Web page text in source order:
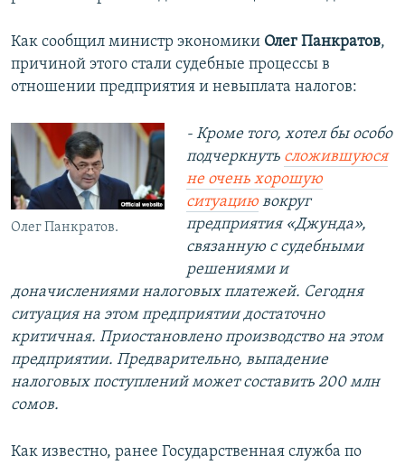
Как сообщил министр экономики Олег Панкратов,
причиной этого стали судебные процессы в
отношении предприятия и невыплата налогов:
Олег Панкратов.
- Кроме того, хотел бы особо
подчеркнуть сложившуюся
не очень хорошую
ситуациювокруг
предприятия «Джунда»,
связанную с судебными
решениями и
доначислениями налоговых платежей. Сегодня
ситуация на этом предприятии достаточно
критичная. Приостановлено производство на этом
предприятии. Предварительно, выпадение
налоговых поступлений может составить 200 млн
сомов.
Как известно, ранее Государственная служба по